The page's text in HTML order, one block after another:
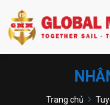
Trang chủ